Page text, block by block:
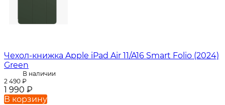
Чехол-книжка Apple iPad Air 11/A16 Smart Folio (2024)
Green
В наличии
2 490 ₽
1 990 ₽
В корзину